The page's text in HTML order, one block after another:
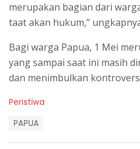
merupakan bagian dari
taat akan hukum,”
Bagi warga Papua, 1 Mei
yang sampai saat ini masih
dan menimbulkan
C
Peristiwa
PAPUA